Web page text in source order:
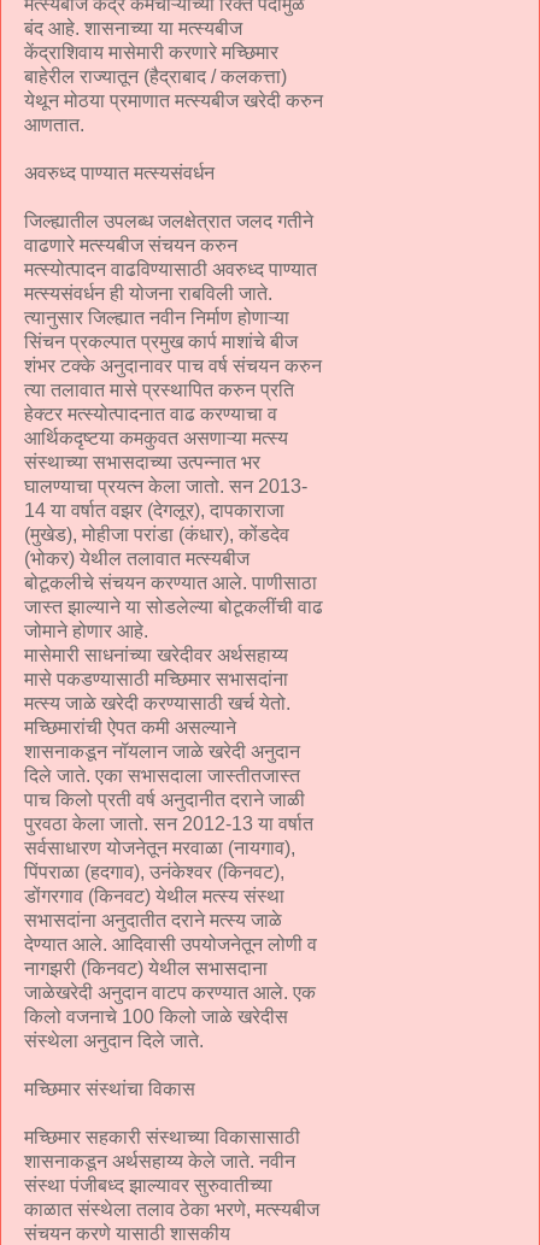
मत्स्यबीज केंद्र कर्मचाऱ्यांच्या रिक्त पदामुळे
बंद आहे. शासनाच्या या मत्स्यबीज
केंद्राशिवाय मासेमारी करणारे मच्छिमार
बाहेरील राज्यातून (हैद्राबाद / कलकत्ता)
येथून मोठया प्रमाणात मत्स्यबीज खरेदी करुन
आणतात.
अवरुध्द पाण्यात मत्स्यसंवर्धन
जिल्ह्यातील उपलब्ध जलक्षेत्रात जलद गतीने
वाढणारे मत्स्यबीज संचयन करुन
मत्स्योत्पादन वाढविण्यासाठी अवरुध्द पाण्यात
मत्स्यसंवर्धन ही योजना राबविली जाते.
त्यानुसार जिल्ह्यात नवीन निर्माण होणाऱ्या
सिंचन प्रकल्पात प्रमुख कार्प माशांचे बीज
शंभर टक्के अनुदानावर पाच वर्ष संचयन करुन
त्या तलावात मासे प्रस्थापित करुन प्रति
हेक्टर मत्स्योत्पादनात वाढ करण्याचा व
आर्थिकदृष्टया कमकुवत असणाऱ्या मत्स्य
संस्थाच्या सभासदाच्या उत्पन्नात भर
घालण्याचा प्रयत्न केला जातो. सन 2013-
14 या वर्षात वझर (देगलूर), दापकाराजा
(मुखेड), मोहीजा परांडा (कंधार), कोंडदेव
(भोकर) येथील तलावात मत्स्यबीज
बोटूकलीचे संचयन करण्यात आले. पाणीसाठा
जास्त झाल्याने या सोडलेल्या बोटूकलींची वाढ
जोमाने होणार आहे.
मासेमारी साधनांच्या खरेदीवर अर्थसहाय्य
मासे पकडण्यासाठी मच्छिमार सभासदांना
मत्स्य जाळे खरेदी करण्यासाठी खर्च येतो.
मच्छिमारांची ऐपत कमी असल्याने
शासनाकडून नॉयलान जाळे खरेदी अनुदान
दिले जाते. एका सभासदाला जास्तीतजास्त
पाच किलो प्रती वर्ष अनुदानीत दराने जाळी
पुरवठा केला जातो. सन 2012-13 या वर्षात
सर्वसाधारण योजनेतून मरवाळा (नायगाव),
पिंपराळा (हदगाव), उनंकेश्वर (किनवट),
डोंगरगाव (किनवट) येथील मत्स्य संस्था
सभासदांना अनुदातीत दराने मत्स्य जाळे
देण्यात आले. आदिवासी उपयोजनेतून लोणी व
नागझरी (किनवट) येथील सभासदाना
जाळेखरेदी अनुदान वाटप करण्यात आले. एक
किलो वजनाचे 100 किलो जाळे खरेदीस
संस्थेला अनुदान दिले जाते.
मच्छिमार संस्थांचा विकास
मच्छिमार सहकारी संस्थाच्या विकासासाठी
शासनाकडून अर्थसहाय्य केले जाते. नवीन
संस्था पंजीबध्द झाल्यावर सुरुवातीच्या
काळात संस्थेला तलाव ठेका भरणे, मत्स्यबीज
संचयन करणे यासाठी शासकीय